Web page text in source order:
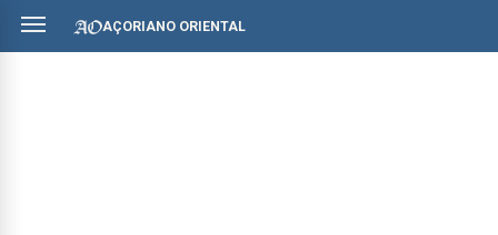
AÇORIANO ORIENTAL